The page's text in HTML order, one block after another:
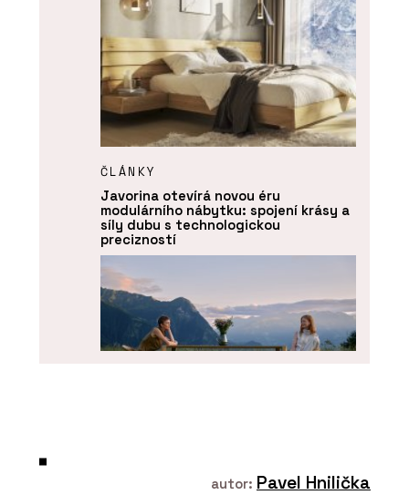
ČLÁNKY
Javorina otevírá novou éru
modulárního nábytku: spojení krásy a
síly dubu s technologickou
precizností
autor: Pavel Hnilička